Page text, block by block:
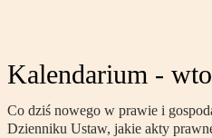
Kalendarium -
Co dziś nowego w prawie i
Dzienniku Ustaw, jakie akty